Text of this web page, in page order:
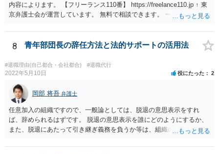
内容によります。 【フリーランス110番】 https://freelance110.jp ↑ 東
京弁護士会が運営しています。 無料で相談できます。 一度、ご相談す
「パワハラしてたよね」という材料で 減額交渉も可能かもしれませ
ん。
8 青年部団長の辞任方法と法的サポートの活用法
#退職理由(自己都合・会社都合) #退職代行
2022年5月10日 役にたった 2
岡部 将吾 弁護士
任意加入の組織ですので、一般論としては、脱退の意思表示をすれ
ば、辞められるはずです。 脱退の意思表示を誰にどのようにするか、
また、脱退にあたって引き継ぎ義務を負うか等は、組織の実態等を踏
もう少し具体的な対応方法についてアドバイスを受けられると思いま